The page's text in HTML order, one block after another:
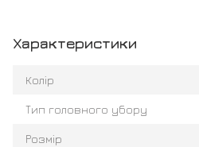
Характеристики
Колір
Тип головного убору
Розмір